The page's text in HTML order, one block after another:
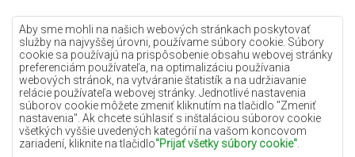
Aby sme mohli na našich webových stránkach poskytovať
služby na najvyššej úrovni, používame súbory cookie. Súbory
cookie sa používajú na prispôsobenie obsahu webovej stránky
preferenciám používateľa, na optimalizáciu používania
webových stránok, na vytváranie štatistík a na udržiavanie
relácie používateľa webovej stránky. Jednotlivé nastavenia
súborov cookie môžete zmeniť kliknutím na tlačidlo "Zmeniť
nastavenia". Ak chcete súhlasiť s inštaláciou súborov cookie
všetkých vyššie uvedených kategórií na vašom koncovom
zariadení, kliknite na tlačidlo"Prijať všetky súbory cookie"
Krémové koberce
Lilac koberce
Žlté koberce
Mätové koberce
Modré koberce
Oranžové koberce
Ružové koberce